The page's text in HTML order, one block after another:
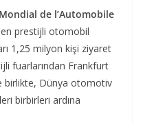
Mondial de l’Automobile
en prestijli otomobil
1,25 milyon kişi ziyaret
fuarlarından Frankfurt
birlikte, Dünya otomotiv
birbirleri ardına